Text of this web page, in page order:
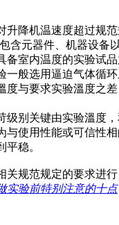
升降机温速度超过规
含元器件、机器设备
备室内温度的实验试
一般选用逼迫气体循
度与要求实验溫度之
别关键由实验溫度，
与使用性能或可信性
平稳。
范规定的要求进行
实验前特别注意的十点